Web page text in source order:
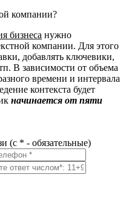
компании?
бизнеса нужно
компании. Для этого
добавлять ключевики,
В зависимости от объема
времени и интервала
контекста будет
начинается от пяти
(с * - обязательные)